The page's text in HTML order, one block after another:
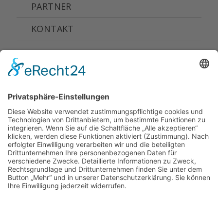
PARTNER
KONTAKT
Roland Schweiger Bau GmbH ·
Hauptstraße 37 · 85250 Altomünster-
Telefon 08254-8643 ·
Cookie-Einstellungen